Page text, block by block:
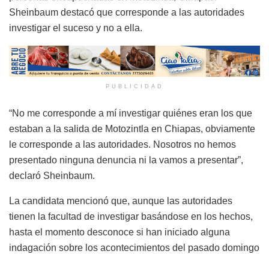
Sheinbaum destacó que corresponde a las autoridades
investigar el suceso y no a ella.
PUBLICIDAD
“No me corresponde a mí investigar quiénes eran los que
estaban a la salida de Motozintla en Chiapas, obviamente
le corresponde a las autoridades. Nosotros no hemos
presentado ninguna denuncia ni la vamos a presentar”,
declaró Sheinbaum.
La candidata mencionó que, aunque las autoridades
tienen la facultad de investigar basándose en los hechos,
hasta el momento desconoce si han iniciado alguna
indagación sobre los acontecimientos del pasado domingo